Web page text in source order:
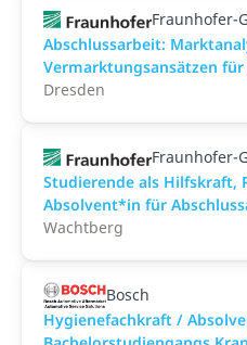
Fraunhofer-
Abschlussarbeit:
Vermarktungsansätzen
Dresden
Fraunhofer-
Studierende als
Absolvent*in für
Wachtberg
Bosch
Hygienefachkraft /